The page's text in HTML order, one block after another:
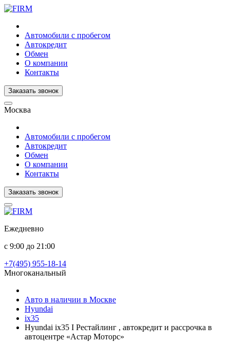
Автомобили с пробегом
Автокредит
Обмен
О компании
Контакты
Заказать звонок
Москва
Автомобили с пробегом
Автокредит
Обмен
О компании
Контакты
Заказать звонок
Ежедневно
с 9:00 до 21:00
+7(495) 955-18-14
Многоканальный
Авто в наличии в Москве
Hyundai
ix35
Hyundai ix35 I Рестайлинг , автокредит и рассрочка в
автоцентре «Астар Моторс»